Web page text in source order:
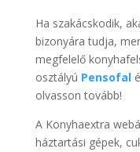
Ha szakácskodik,
bizonyára tudja,
megfelelő
osztályú Pensofal
olvasson tovább!
A Konyhaextra
háztartási gépek,